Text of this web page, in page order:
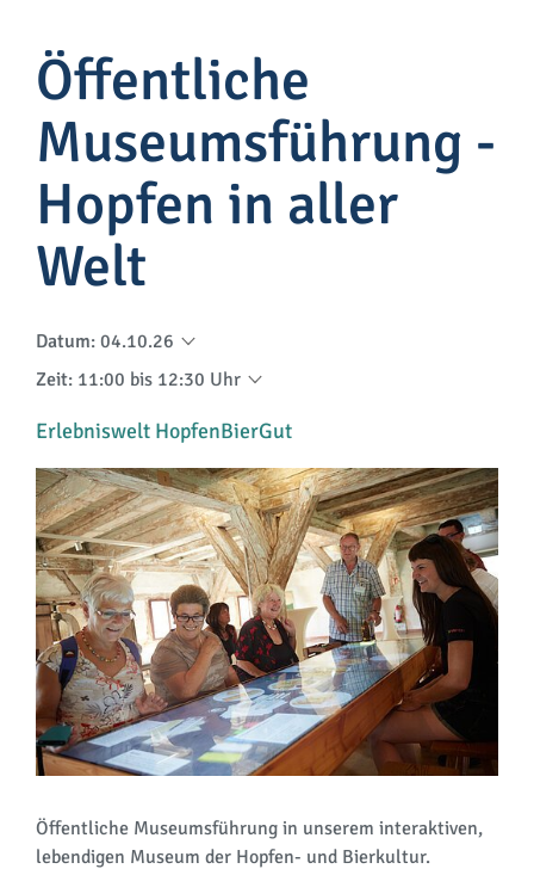
Öffentliche
Museumsführung -
Hopfen in aller
Welt
Datum: 04.10.26
Zeit: 11:00 bis 12:30 Uhr
Erlebniswelt HopfenBierGut
Öffentliche Museumsführung in unserem interaktiven,
lebendigen Museum der Hopfen- und Bierkultur.